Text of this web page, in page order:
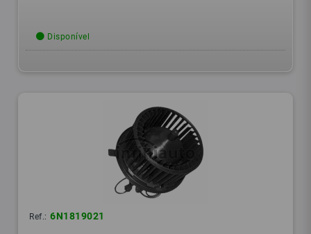
Disponível
Ref.: 6N1819021